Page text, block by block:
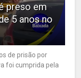
preso em
5 anos no
de prisão por
foi cumprida pela